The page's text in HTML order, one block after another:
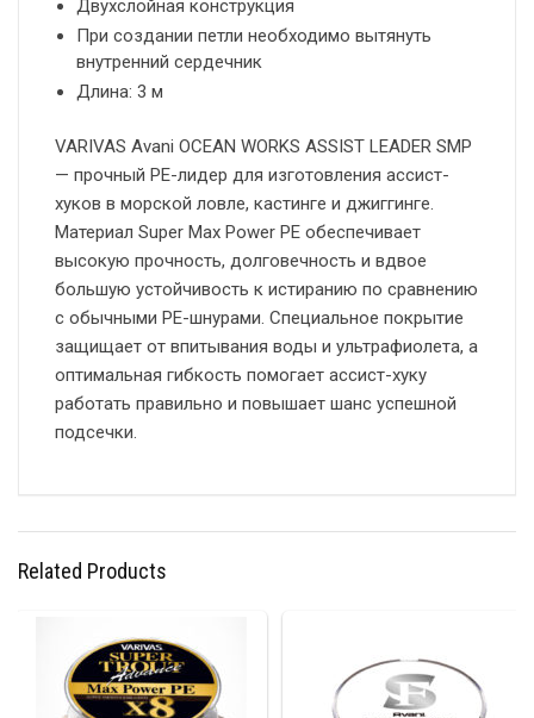
Двухслойная конструкция
При создании петли необходимо вытянуть
внутренний сердечник
Длина: 3 м
VARIVAS Avani OCEAN WORKS ASSIST LEADER SMP
— прочный PE-лидер для изготовления ассист-
хуков в морской ловле, кастинге и джиггинге.
Материал Super Max Power PE обеспечивает
высокую прочность, долговечность и вдвое
большую устойчивость к истиранию по сравнению
с обычными PE-шнурами. Специальное покрытие
защищает от впитывания воды и ультрафиолета, а
оптимальная гибкость помогает ассист-хуку
работать правильно и повышает шанс успешной
подсечки.
Related Products